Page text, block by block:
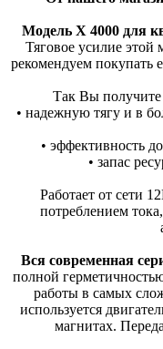
Модель X 4000 для
Тяговое усилие
рекомендуем покупать
Так Вы получите
• надежную тягу и в
• эффективность
• запас
Работает от сети
потреблением
Вся современная
полной
работы в самых
используется
магнитах.